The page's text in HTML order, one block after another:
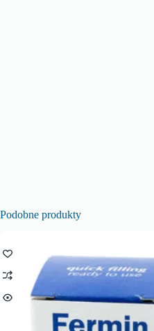
Podobne produkty